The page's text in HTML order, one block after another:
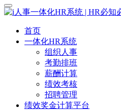
首页
一体化HR系统
组织人事
考勤排班
薪酬计算
绩效考核
招聘管理
绩效奖金计算平台